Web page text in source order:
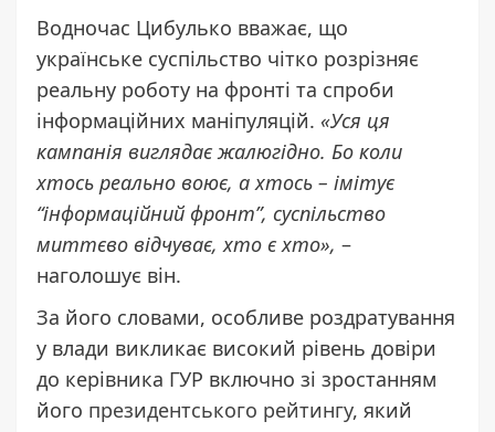
Водночас Цибулько вважає, що
українське суспільство чітко розрізняє
реальну роботу на фронті та спроби
інформаційних маніпуляцій. «Уся ця
кампанія виглядає жалюгідно. Бо коли
хтось реально воює, а хтось – імітує
“інформаційний фронт”, суспільство
миттєво відчуває, хто є хто», –
наголошує він.
За його словами, особливе роздратування
у влади викликає високий рівень довіри
до керівника ГУР включно зі зростанням
його президентського рейтингу, який